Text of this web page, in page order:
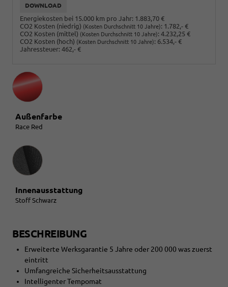
DOWNLOAD
Energiekosten bei 15.000 km pro Jahr: 1.883,70 €
CO2 Kosten (niedrig) (Kosten Durchschnitt 10 Jahre): 1.782,- €
CO2 Kosten (mittel) (Kosten Durchschnitt 10 Jahre): 4.232,25 €
CO2 Kosten (hoch) (Kosten Durchschnitt 10 Jahre): 6.534,- €
Jahressteuer: 462,- €
Außenfarbe
Race Red
Innenausstattung
Innenausstattung
Stoff Schwarz
BESCHREIBUNG
Erweiterte Werksgarantie 5 Jahre oder 200 000 was zuerst
eintritt
Umfangreiche Sicherheitsausstattung
Intelligenter Tempomat